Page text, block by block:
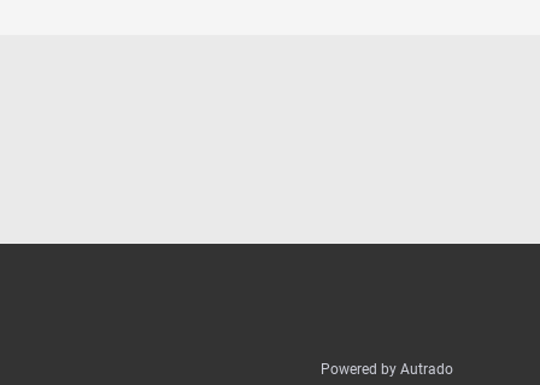
Powered by Autrado